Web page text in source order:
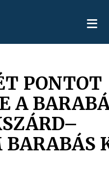
PONTOT
A
BARABÁS